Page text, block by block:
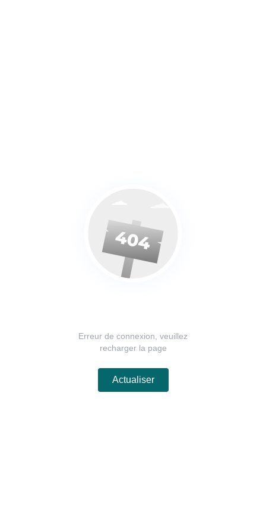
Erreur de connexion, veuillez
recharger la page
Actualiser